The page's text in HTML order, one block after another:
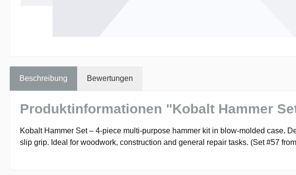
Beschreibung Bewertungen
Produktinformationen "Kobalt Hammer
Kobalt Hammer Set – 4-piece multi-purpose hammer kit in blow-molded case.
slip grip. Ideal for woodwork, construction and general repair tasks. (Set #57